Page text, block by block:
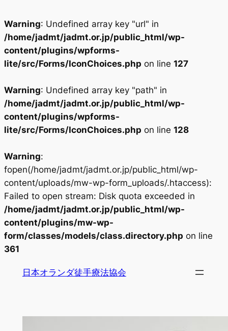
Warning: Undefined array key "url" in
/home/jadmt/jadmt.or.jp/public_html/wp-
content/plugins/wpforms-
lite/src/Forms/IconChoices.php on line 127
Warning: Undefined array key "path" in
/home/jadmt/jadmt.or.jp/public_html/wp-
content/plugins/wpforms-
lite/src/Forms/IconChoices.php on line 128
Warning:
fopen(/home/jadmt/jadmt.or.jp/public_html/wp-
content/uploads/mw-wp-form_uploads/.htaccess):
Failed to open stream: Disk quota exceeded in
/home/jadmt/jadmt.or.jp/public_html/wp-
content/plugins/mw-wp-
form/classes/models/class.directory.php on line
361
日本オランダ徒手療法協会